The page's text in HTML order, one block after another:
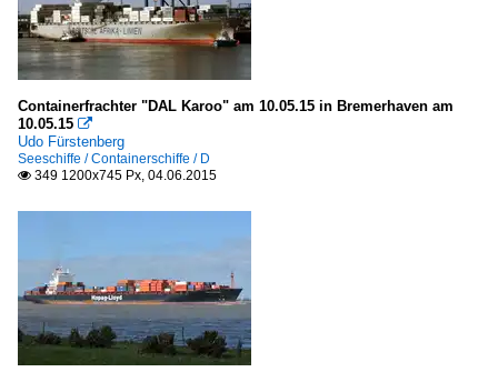
Containerfrachter "DAL Karoo" am 10.05.15 in Bremerhaven am
10.05.15 
Udo Fürstenberg
Seeschiffe / Containerschiffe / D
 349 1200x745 Px, 04.06.2015